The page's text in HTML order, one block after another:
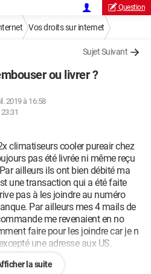
Question
Vos droits sur internet
Sujet Suivant
ou livrer ?
2019 à 16:58
climatiseurs cooler pureair chez
pas été livrée ni même reçu
ailleurs ils ont bien débité ma
une transaction qui a été faite
pas à les joindre au numéro
Par ailleurs mes 4 mails de
me revenaient en no
faire pour les joindre car je n
une adresse aux US.
?? car j ai aucun papier en ma
valide ( nous avons bien pris
la suite